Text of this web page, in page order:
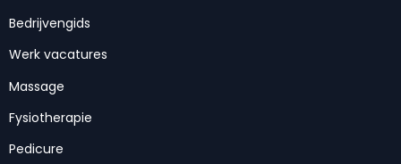
Bedrijvengids
Werk vacatures
Massage
Fysiotherapie
Pedicure